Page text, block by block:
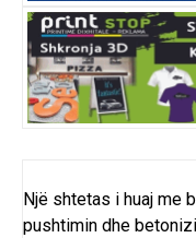
Një shtetas i huaj me
pushtimin dhe